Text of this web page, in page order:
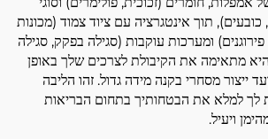
תוך אינטגרציה עם ציוד צמוד (מכונות
ומערכות עוקבות (סגילה בפקק, סגילה
מתאימה את הקיבולת לצרכים שלך באופן
ייצור מסחרי בקנה מידה גדול. זהו הליבה
לך למלא את הבטחותיך בתחום הבריאות
ויעיל.